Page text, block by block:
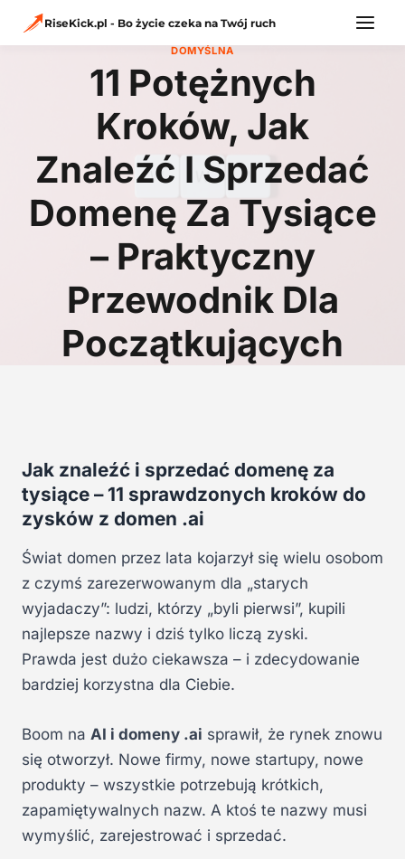
RiseKick.pl - Bo życie czeka na Twój ruch
DOMYŚLNA
11 Potężnych
Kroków, Jak
Znaleźć I Sprzedać
Domenę Za Tysiące
– Praktyczny
Przewodnik Dla
Początkujących
Jak znaleźć i sprzedać domenę za
tysiące – 11 sprawdzonych kroków do
zysków z domen .ai
Świat domen przez lata kojarzył się wielu osobom
z czymś zarezerwowanym dla „starych
wyjadaczy”: ludzi, którzy „byli pierwsi”, kupili
najlepsze nazwy i dziś tylko liczą zyski.
Prawda jest dużo ciekawsza – i zdecydowanie
bardziej korzystna dla Ciebie.
Boom na AI i domeny .ai sprawił, że rynek znowu
się otworzył. Nowe firmy, nowe startupy, nowe
produkty – wszystkie potrzebują krótkich,
zapamiętywalnych nazw. A ktoś te nazwy musi
wymyślić, zarejestrować i sprzedać.